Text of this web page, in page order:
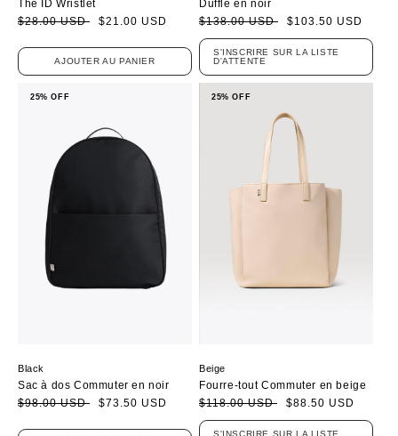
The ID Wristlet
Prix
Prix
$28.00 USD $21.00 USD
AJOUTER AU PANIER
Duffle en noir
Prix
soldé
Prix
habituel
$138.00 USD $103.50 USD
S'INSCRIRE SUR LA LISTE
D'ATTENTE
25% OFF
Black
Sac à dos Commuter en noir
Prix
Prix
$98.00 USD $73.50 USD
25% OFF
Beige
Fourre-tout Commuter en beige
Prix
soldé
Prix
habituel
$118.00 USD $88.50 USD
S'INSCRIRE SUR LA LISTE